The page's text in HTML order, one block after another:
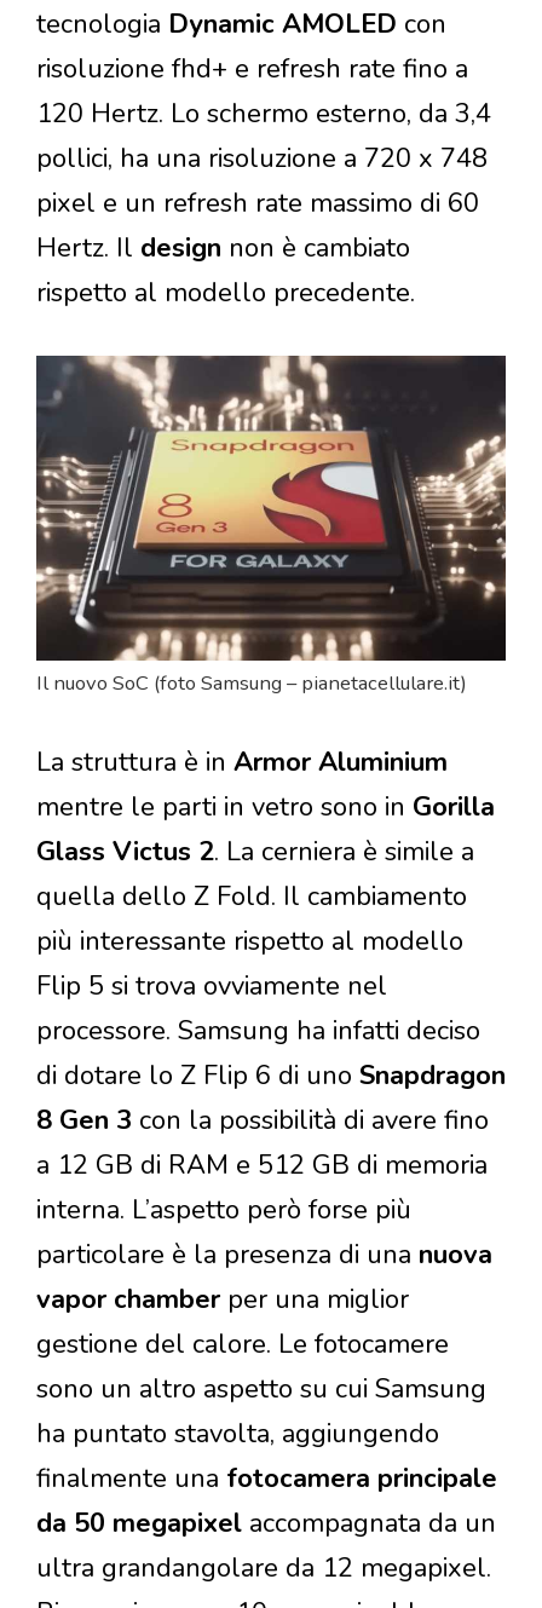
tecnologia Dynamic AMOLED con
risoluzione fhd+ e refresh rate fino a
120 Hertz. Lo schermo esterno, da 3,4
pollici, ha una risoluzione a 720 x 748
pixel e un refresh rate massimo di 60
Hertz. Il design non è cambiato
rispetto al modello precedente.
Il nuovo SoC (foto Samsung – pianetacellulare.it)
La struttura è in Armor Aluminium
mentre le parti in vetro sono in Gorilla
Glass Victus 2. La cerniera è simile a
quella dello Z Fold. Il cambiamento
più interessante rispetto al modello
Flip 5 si trova ovviamente nel
processore. Samsung ha infatti deciso
di dotare lo Z Flip 6 di uno Snapdragon
8 Gen 3 con la possibilità di avere fino
a 12 GB di RAM e 512 GB di memoria
interna. L’aspetto però forse più
particolare è la presenza di una nuova
vapor chamber per una miglior
gestione del calore. Le fotocamere
sono un altro aspetto su cui Samsung
ha puntato stavolta, aggiungendo
finalmente una fotocamera principale
da 50 megapixel accompagnata da un
ultra grandangolare da 12 megapixel.